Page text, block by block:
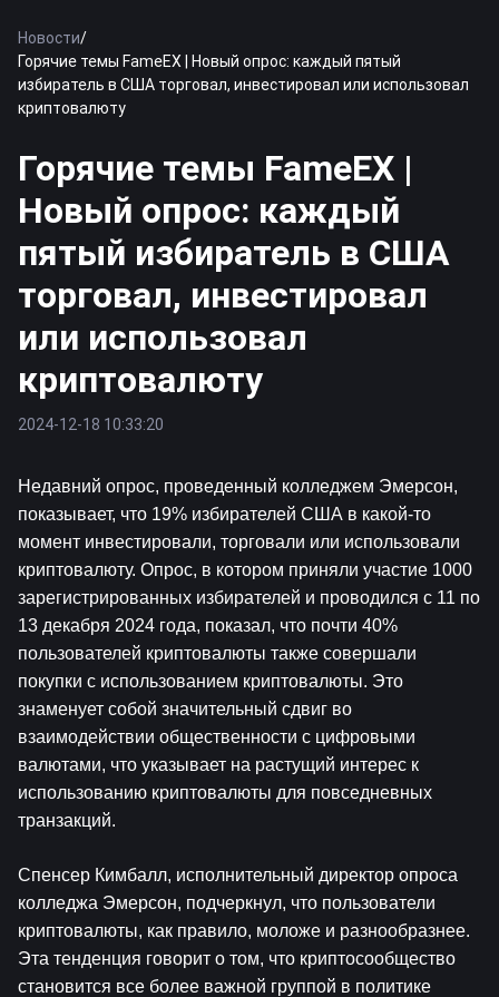
Новости/
Горячие темы FameEX | Новый опрос: каждый пятый
избиратель в США торговал, инвестировал или использовал
криптовалюту
Горячие темы FameEX |
Новый опрос: каждый
пятый избиратель в США
торговал, инвестировал
или использовал
криптовалюту
2024-12-18 10:33:20
Недавний опрос, проведенный колледжем Эмерсон,
показывает, что 19% избирателей США в какой-то
момент инвестировали, торговали или использовали
криптовалюту. Опрос, в котором приняли участие 1000
зарегистрированных избирателей и проводился с 11 по
13 декабря 2024 года, показал, что почти 40%
пользователей криптовалюты также совершали
покупки с использованием криптовалюты. Это
знаменует собой значительный сдвиг во
взаимодействии общественности с цифровыми
валютами, что указывает на растущий интерес к
использованию криптовалюты для повседневных
транзакций.
Спенсер Кимбалл, исполнительный директор опроса
колледжа Эмерсон, подчеркнул, что пользователи
криптовалюты, как правило, моложе и разнообразнее.
Эта тенденция говорит о том, что криптосообщество
становится все более важной группой в политике